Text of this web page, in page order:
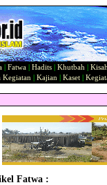
Fatwa Hadits Khutbah
Kegiatan Kajian Kaset|
Fatwa :